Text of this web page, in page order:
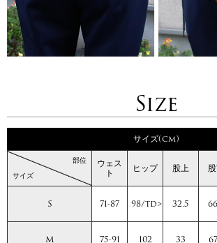
Size
サイズ(cm)
サイズ
部位 ウェス
ト ヒップ 股上
S 71-87 98/td> 32.5
M 75-91 102 33